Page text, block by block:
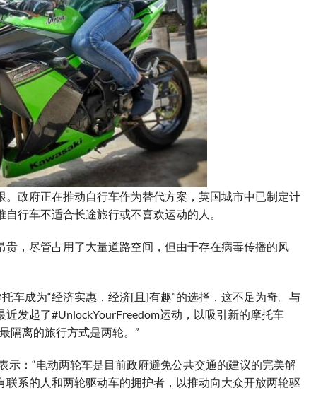
政府正在推动自行车作为替代方案，英国城市中已制定计
行车不适合长途旅行或不喜欢运动的人。
，尽管占用了大量道路空间，但由于存在病毒传播的风
车成为“经济实惠，经济[且]有趣”的选择，这不足为奇。与
发起了#UnlockYourFreedom运动，以吸引新的摩托车
隔离的旅行方式是两轮。”
示：“电动两轮车是目前政府避免公共交通的建议的完美解
系的人和两轮驱动车的拥护者，以推动向大众开放两轮驱